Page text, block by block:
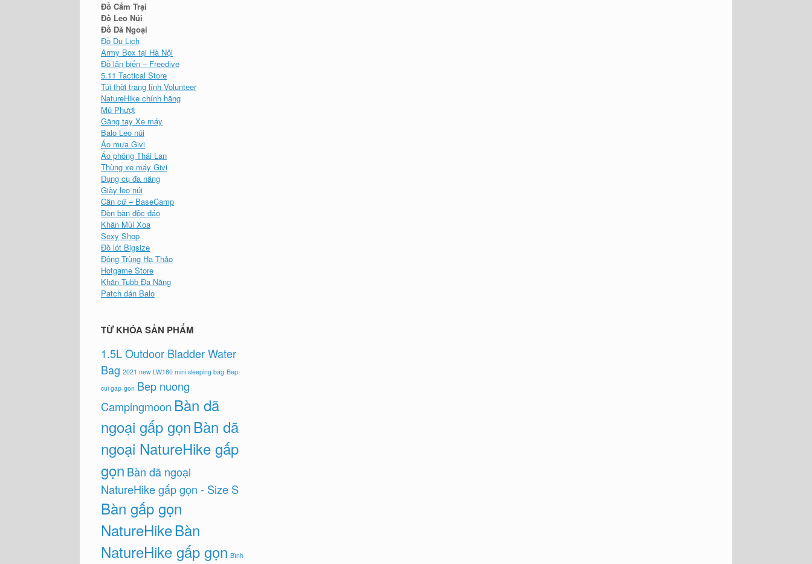
Đồ Cắm Trại
Đồ Leo Núi
Đồ Dã Ngoại
Đồ Du Lịch
Army Box tại Hà Nội
Đồ lặn biển – Freedive
5.11 Tactical Store
Túi thời trang lính Volunteer
NatureHike chính hãng
Mũ Phượt
Găng tay Xe máy
Balo Leo núi
Áo mưa Givi
Áo phông Thái Lan
Thùng xe máy Givi
Dụng cụ đa năng
Giày leo núi
Căn cứ – BaseCamp
Đèn bàn độc đáo
Khăn Mùi Xoa
Sexy Shop
Đồ lót Bigsize
Đông Trùng Hạ Thảo
Hotgame Store
Khăn Tubb Đa Năng
Patch dán Balo
TỪ KHÓA SẢN PHẨM
1.5L Outdoor Bladder Water
Bag 2021 new LW180 mini sleeping bag Bep-
cui gap-gon Bep nuong
Campingmoon Bàn dã
ngoại gấp gọnBàn dã
ngoại NatureHike gấp
gọn Bàn dã ngoại
NatureHike gấp gọn - Size S
Bàn gấp gọn
NatureHikeBàn
NatureHike gấp gọn Bình